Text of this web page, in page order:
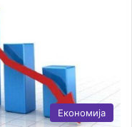
Економија